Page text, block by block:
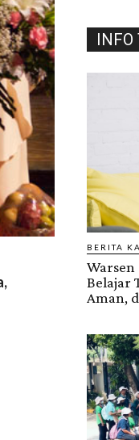
INFO
BERITA
Belajar
Aman,